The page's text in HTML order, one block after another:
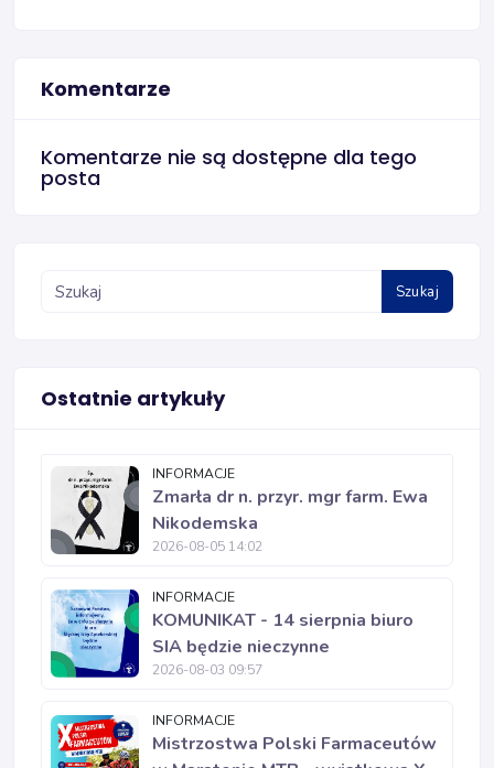
Komentarze
Komentarze nie są dostępne dla tego
posta
Szukaj
Ostatnie artykuły
INFORMACJE
Zmarła dr n. przyr. mgr farm. Ewa
Nikodemska
2026-08-05 14:02
INFORMACJE
KOMUNIKAT - 14 sierpnia biuro
SIA będzie nieczynne
2026-08-03 09:57
INFORMACJE
Mistrzostwa Polski Farmaceutów